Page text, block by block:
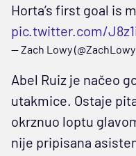
Horta’s first goal is
pic.twitter.com/
— Zach Lowy
Abel Ruiz je načeo
utakmice. Ostaje
okrznuo loptu
nije pripisana